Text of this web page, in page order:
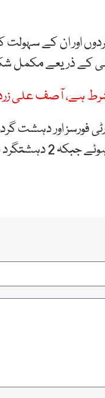
اور ان کے سہولت
کے ذریعے مکمل
شرط ہے، آصف علی
فورسز اور دہشت
گئے تھے۔